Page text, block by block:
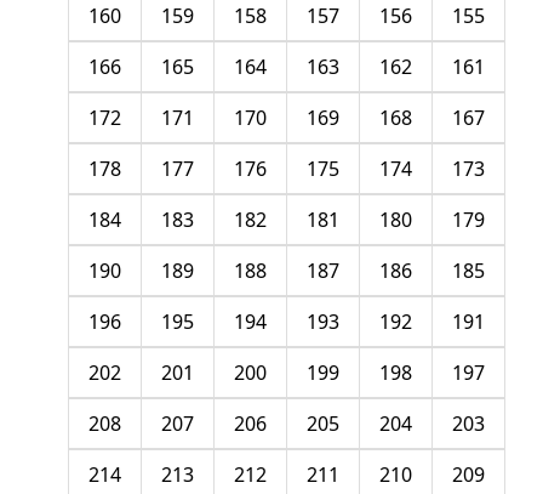
155
156
157
158
159
160
161
162
163
164
165
166
167
168
169
170
171
172
173
174
175
176
177
178
179
180
181
182
183
184
185
186
187
188
189
190
191
192
193
194
195
196
197
198
199
200
201
202
203
204
205
206
207
208
209
210
211
212
213
214